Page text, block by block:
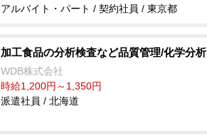
アルバイト・パート / 契約社員 / 東京都
加工食品の分析検査など品質管理/化学分析
WDB株式会社
時給1,200円～1,350円
派遣社員 / 北海道